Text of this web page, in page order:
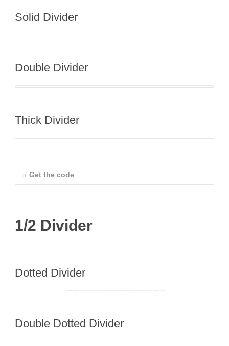
Solid Divider
Double Divider
Thick Divider
Get the code
1/2 Divider
Dotted Divider
Double Dotted Divider